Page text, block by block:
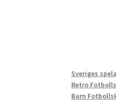
Sveriges
Retro
Barn